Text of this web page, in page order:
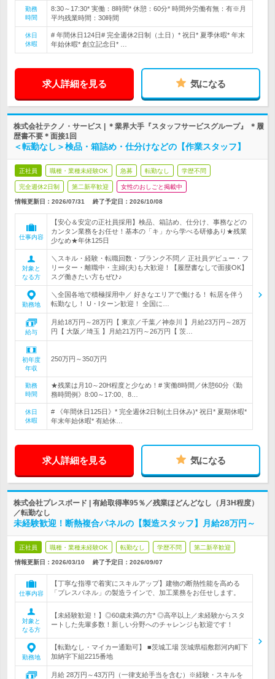
勤務
時間
8:30～17:30* 実働：8時間* 休憩：60分* 時間外労働有無：有※月
平均残業時間：30時間
休日
休暇
# 年間休日124日# 完全週休2日制（土日）* 祝日* 夏季休暇* 年末
年始休暇* 創立記念日* …
求人詳細を見る 気になる
株式会社テクノ・サービス | ＊業界大手『スタッフサービスグループ』 ＊履
歴書不要＊面接1回
＜転勤なし＞検品・箱詰め・仕分けなどの【作業スタッフ】
正社員 職種・業種未経験OK 急募 転勤なし 学歴不問
完全週休2日制 第二新卒歓迎 女性のおしごと掲載中
情報更新日：2026/07/31 終了予定日： 2026/10/08
仕事内容
【安心＆安定の正社員採用】検品、箱詰め、仕分け、事務などの
カンタン業務をお任せ！基本の「キ」から学べる研修あり★残業
少なめ★年休125日
対象と
なる方
＼スキル・経験・転職回数・ブランク不問／ 正社員デビュー・フ
リーター・離職中・主婦(夫)も大歓迎！【履歴書なしで面接OK】
スグ働きたい方もぜひ♪
勤務地
＼全国各地で積極採用中／ 好きなエリアで働ける！ 転居を伴う
転勤なし！ U・Iターン歓迎！ 全国に…
給与
月給18万円～28万円【 東京／千葉／神奈川 】月給23万円～28万
円【 大阪／埼玉 】月給21万円～26万円【 茨…
初年度
年収
250万円～350万円
勤務
時間
★残業は月10～20H程度と少なめ！# 実働8時間／休憩60分《勤
務時間例》8:00～17:00、8…
休日
休暇
# 《年間休日125日》* 完全週休2日制(土日休み)* 祝日* 夏期休暇*
年末年始休暇* 有給休…
求人詳細を見る 気になる
株式会社プレスボード | 有給取得率95％／残業ほどんどなし（月3H程度）
／転勤なし
未経験歓迎！断熱複合パネルの【製造スタッフ】月給28万円～
正社員 職種・業種未経験OK 転勤なし 学歴不問 第二新卒歓迎
情報更新日：2026/03/10 終了予定日： 2026/09/07
仕事内容
【丁寧な指導で着実にスキルアップ】建物の断熱性能を高める
「プレスパネル」の製造ラインで、加工業務をお任せします。
対象と
なる方
【未経験歓迎！】◎60歳未満の方* ◎高卒以上／未経験からスタ
ートした先輩多数！新しい分野へのチャレンジも歓迎です！
勤務地
【転勤なし・マイカー通勤可】 ■茨城工場 茨城県稲敷郡河内町下
加納字下組2215番地
月給 28万円～43万円（一律支給手当を含む）※経験・スキルを